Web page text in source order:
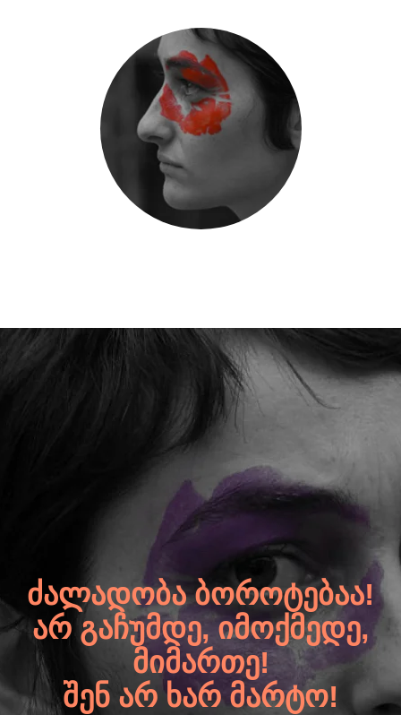
ᲫᲐᲚᲐᲓᲝᲑᲐ ᲑᲝᲠᲝᲢᲔᲑᲐᲐ!
ᲐᲠ ᲒᲐᲩᲣᲛᲓᲔ, ᲘᲛᲝᲥᲛᲔᲓᲔ,
ᲛᲘᲛᲐᲠᲗᲔ!
ᲨᲔᲜ ᲐᲠ ᲮᲐᲠ ᲛᲐᲠᲢᲝ!